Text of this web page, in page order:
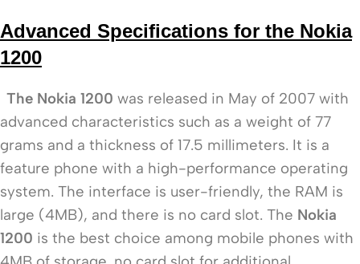
Advanced Specifications for the Nokia
1200
The Nokia 1200 was released in May of 2007 with
advanced characteristics such as a weight of 77
grams and a thickness of 17.5 millimeters. It is a
feature phone with a high-performance operating
system. The interface is user-friendly, the RAM is
large (4MB), and there is no card slot. The Nokia
1200 is the best choice among mobile phones with